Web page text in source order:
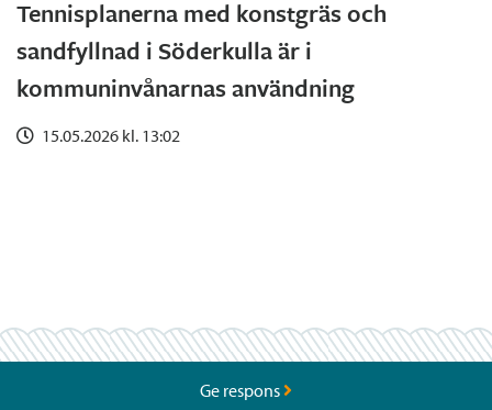
Tennisplanerna med konstgräs och
sandfyllnad i Söderkulla är i
kommuninvånarnas användning
15.05.2026 kl. 13:02
Ge respons